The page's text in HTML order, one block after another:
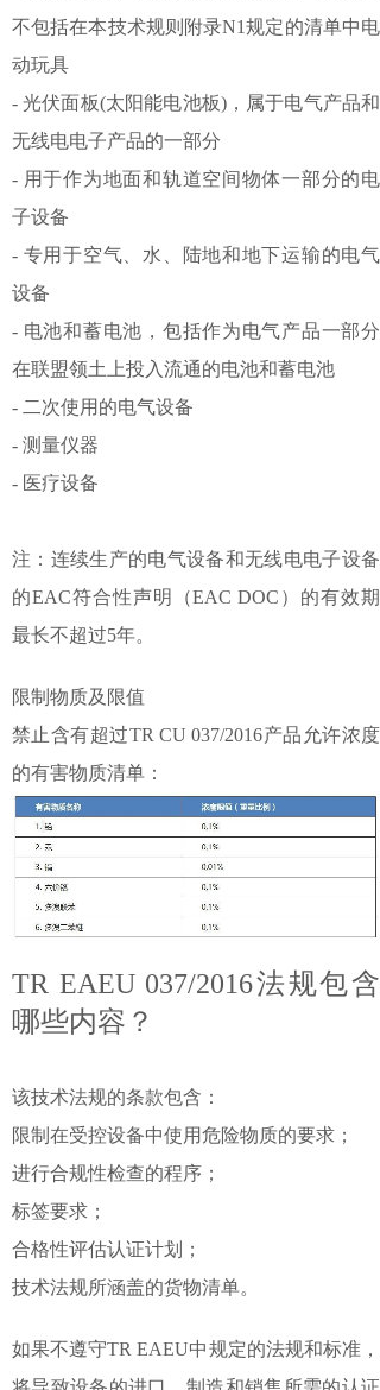
不包括在本技术规则附录N1规定的清单中电
动玩具
- 光伏面板(太阳能电池板)，属于电气产品和
无线电电子产品的一部分
- 用于作为地面和轨道空间物体一部分的电
子设备
- 专用于空气、水、陆地和地下运输的电气
设备
- 电池和蓄电池，包括作为电气产品一部分
在联盟领土上投入流通的电池和蓄电池
- 二次使用的电气设备
- 测量仪器
- 医疗设备
注：连续生产的电气设备和无线电电子设备
的EAC符合性声明（EAC DOC）的有效期
最长不超过5年。
限制物质及限值
禁止含有超过TR CU 037/2016产品允许浓度
的有害物质清单：
TR EAEU 037/2016法规包含
哪些内容？
该技术法规的条款包含：
限制在受控设备中使用危险物质的要求；
进行合规性检查的程序；
标签要求；
合格性评估认证计划；
技术法规所涵盖的货物清单。
如果不遵守TR EAEU中规定的法规和标准，